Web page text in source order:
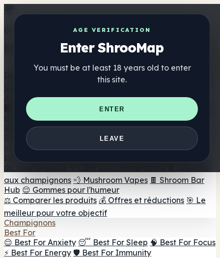
AGE VERIFICATION
Enter ShrooMap
You must be at least 18 years old to enter
this site.
ENTER
LEAVE
Get the ShrooMap app
Better than mobile web — one tap away
Annuaire
🏢 Répertoire des marques 📍 Recherche d'un magasin
de tête 🔮 Smartshop Finder
🛒 Magasins de tête en
Suppléments
🍬 Gommes aux champignons 💊 Capsules de
champignons
🫙 Poudres
aux champignons 💨 Mushroom Vapes 🍫 Shroom Bar
Hub 😌 Gommes pour l'humeur
⚖️ Comparer les produits 💰 Offres et réductions 🎯 Le
meilleur pour votre objectif
Champignons
Best For
😌 Best For Anxiety 😴 Best For Sleep 🧠 Best For Focus
⚡ Best For Energy 🛡️ Best For Immunity